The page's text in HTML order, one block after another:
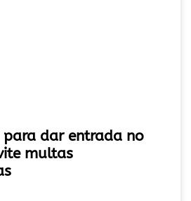
dar entrada no
multas